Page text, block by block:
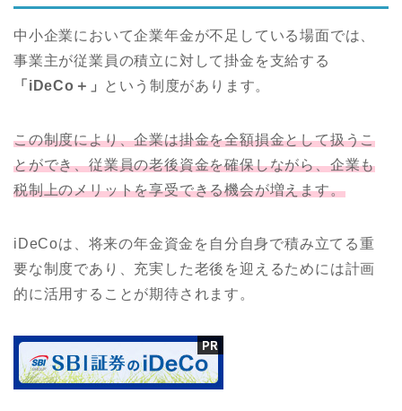
中小企業において企業年金が不足している場面では、
事業主が従業員の積立に対して掛金を支給する
「iDeCo＋」
という制度があります。
この制度により、企業は掛金を全額損金として扱うこ
とができ、従業員の老後資金を確保しながら、企業も
税制上のメリットを享受できる機会が増えます。
iDeCoは、将来の年金資金を自分自身で積み立てる重
要な制度であり、充実した老後を迎えるためには計画
的に活用することが期待されます。